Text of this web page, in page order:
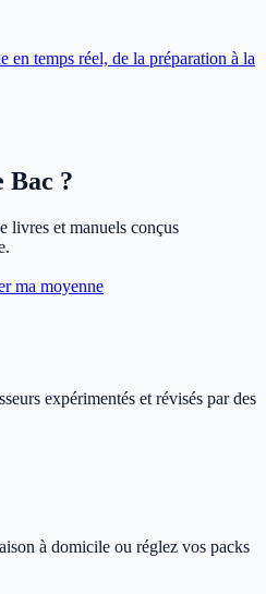
en temps réel, de la préparation à la
Bac ?
livres et manuels conçus
ma moyenne
expérimentés et révisés par des
à domicile ou réglez vos packs